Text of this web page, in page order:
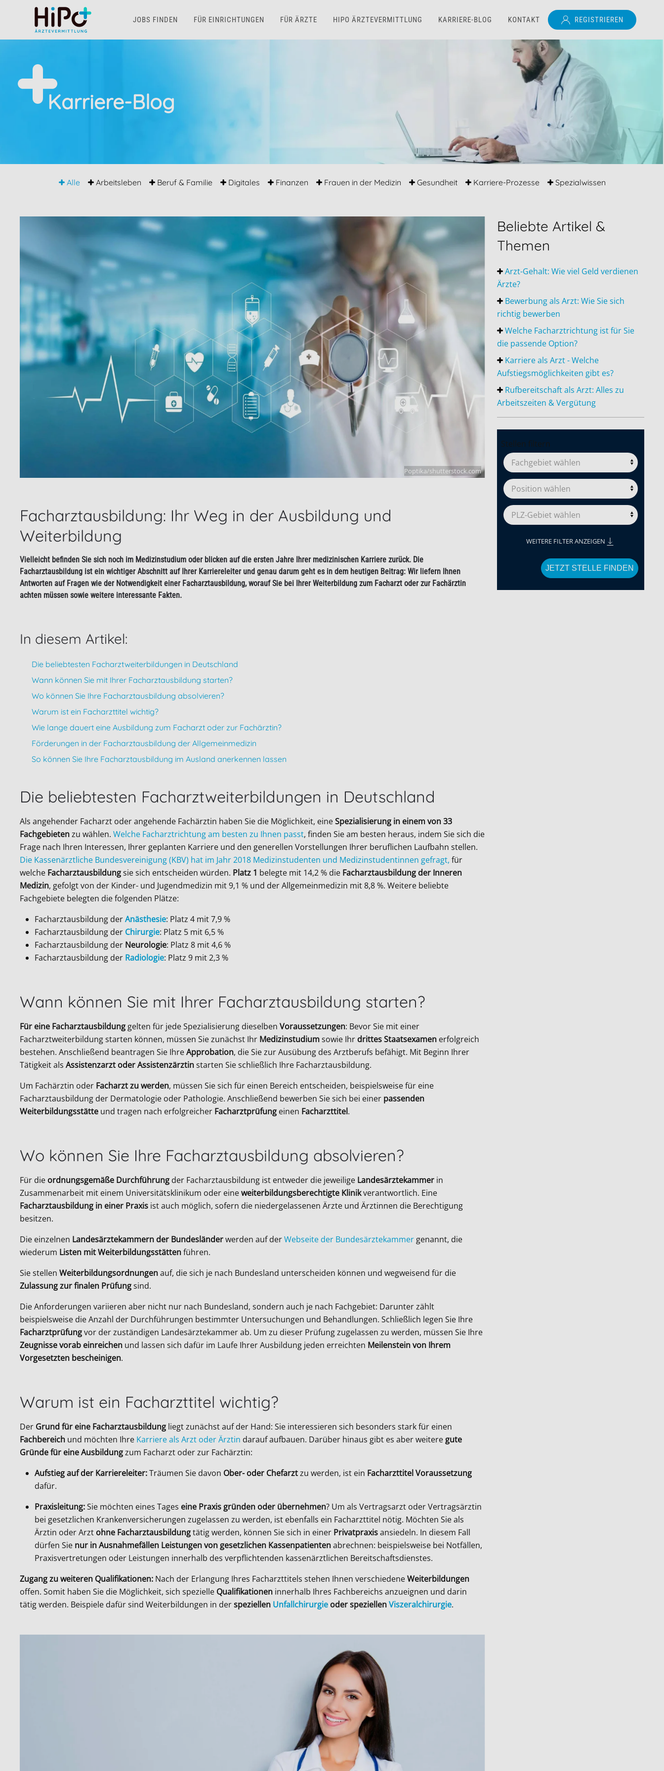
Skip to main content JOBS FINDEN FÜR EINRICHTUNGEN FÜR ÄRZTE HIPO ÄRZTEVERMITTLUNG KARRIERE-BLOG KONTAKT REGISTRIEREN
Karriere-Blog
Alle Arbeitsleben Beruf & Familie Digitales Finanzen Frauen in der Medizin Gesundheit Karriere-Prozesse Spezialwissen
Poptika/shutterstock.com
Facharztausbildung: Ihr Weg in der Ausbildung und
Weiterbildung
Vielleicht befinden Sie sich noch im Medizinstudium oder blicken auf die ersten Jahre Ihrer medizinischen Karriere zurück. Die
Facharztausbildung ist ein wichtiger Abschnitt auf Ihrer Karriereleiterund genau darum geht es in dem heutigen Beitrag: Wir liefern Ihnen
Antworten auf Fragen wie der Notwendigkeit einer Facharztausbildung, worauf Sie bei Ihrer Weiterbildung zum Facharzt oder zur Fachärztin
achten müssen sowie weitere interessante Fakten.
In diesem Artikel:
Die beliebtesten Facharztweiterbildungen in Deutschland
Wann können Sie mit Ihrer Facharztausbildung starten?
Wo können Sie Ihre Facharztausbildung absolvieren?
Warum ist ein Facharzttitel wichtig?
Wie lange dauert eine Ausbildung zum Facharzt oder zur Fachärztin?
Förderungen in der Facharztausbildung der Allgemeinmedizin
So können Sie Ihre Facharztausbildung im Ausland anerkennen lassen
Die beliebtesten Facharztweiterbildungen in Deutschland
Als angehender Facharzt oder angehende Fachärztin haben Sie die Möglichkeit, eineSpezialisierung in einem von 33
Fachgebietenzu wählen. Welche Facharztrichtung am besten zu Ihnen passt, finden Sie am besten heraus, indem Sie sich die
Frage nach Ihren Interessen, Ihrer geplanten Karriere und den generellen Vorstellungen Ihrer beruflichen Laufbahn stellen.
Die Kassenärztliche Bundesvereinigung (KBV) hat im Jahr 2018 Medizinstudenten und Medizinstudentinnen gefragt, für
welche Facharztausbildungsie sich entscheiden würden. Platz 1 belegte mit 14,2 % die Facharztausbildung der Inneren
Medizin, gefolgt von der Kinder- und Jugendmedizin mit 9,1 % und der Allgemeinmedizin mit 8,8 %. Weitere beliebte
Fachgebiete belegten die folgenden Plätze:
Facharztausbildung derAnästhesie: Platz 4 mit 7,9 %
Facharztausbildung der Chirurgie: Platz 5 mit 6,5 %
Facharztausbildung der Neurologie: Platz 8 mit 4,6 %
Facharztausbildung der Radiologie: Platz 9 mit 2,3 %
Wann können Sie mit Ihrer Facharztausbildung starten?
Für eine Facharztausbildunggelten für jede Spezialisierung dieselben Voraussetzungen: Bevor Sie mit einer
Facharztweiterbildung starten können, müssen Sie zunächst Ihr Medizinstudiumsowie Ihr drittes Staatsexamen erfolgreich
bestehen. Anschließend beantragen Sie IhreApprobation, die Sie zur Ausübung des Arztberufs befähigt. Mit Beginn Ihrer
Tätigkeit als Assistenzarzt oder Assistenzärztinstarten Sie schließlich Ihre Facharztausbildung.
Um Fachärztin oder Facharzt zu werden, müssen Sie sich für einen Bereich entscheiden, beispielsweise für eine
Facharztausbildung der Dermatologie oder Pathologie. Anschließend bewerben Sie sich bei einer passenden
Weiterbildungsstätte und tragen nach erfolgreicher Facharztprüfung einen Facharzttitel.
Wo können Sie Ihre Facharztausbildung absolvieren?
Für die ordnungsgemäße Durchführung der Facharztausbildung ist entweder die jeweilige Landesärztekammer in
Zusammenarbeit mit einem Universitätsklinikum oder eineweiterbildungsberechtigte Klinikverantwortlich. Eine
Facharztausbildung in einer Praxis ist auch möglich, sofern die niedergelassenen Ärzte und Ärztinnen die Berechtigung
besitzen.
Die einzelnen Landesärztekammern der Bundesländerwerden auf derWebseite der Bundesärztekammergenannt, die
wiederum Listen mit Weiterbildungsstättenführen.
Sie stellen Weiterbildungsordnungenauf, die sich je nach Bundesland unterscheiden können und wegweisend für die
Zulassung zur finalen Prüfungsind.
Die Anforderungen variieren aber nicht nur nach Bundesland, sondern auch je nach Fachgebiet: Darunter zählt
beispielsweise die Anzahl der Durchführungen bestimmter Untersuchungen und Behandlungen. Schließlich legen Sie Ihre
Facharztprüfungvor der zuständigen Landesärztekammer ab. Um zu dieser Prüfung zugelassen zu werden, müssen Sie Ihre
Zeugnisse vorab einreichen und lassen sich dafür im Laufe Ihrer Ausbildung jeden erreichten Meilenstein von Ihrem
Vorgesetzten bescheinigen.
Warum ist ein Facharzttitel wichtig?
Der Grund für eine Facharztausbildung liegt zunächst auf der Hand: Sie interessieren sich besonders stark für einen
Fachbereich und möchten Ihre Karriere als Arzt oder Ärztin darauf aufbauen. Darüber hinaus gibt es aber weiteregute
Gründe für eine Ausbildungzum Facharzt oder zur Fachärztin:
Aufstieg auf der Karriereleiter:Träumen Sie davon Ober- oder Chefarztzu werden, ist ein Facharzttitel Voraussetzung
dafür.
Praxisleitung:Sie möchten eines Tages eine Praxis gründen oder übernehmen? Um als Vertragsarzt oder Vertragsärztin
bei gesetzlichen Krankenversicherungen zugelassen zu werden, ist ebenfalls ein Facharzttitel nötig. Möchten Sie als
Ärztin oder Arzt ohne Facharztausbildungtätig werden, können Sie sich in einer Privatpraxisansiedeln. In diesem Fall
dürfen Sie nur in Ausnahmefällen Leistungen von gesetzlichen Kassenpatientenabrechnen: beispielsweise bei Notfällen,
Praxisvertretungen oder Leistungen innerhalb des verpflichtenden kassenärztlichen Bereitschaftsdienstes.
Zugang zu weiteren Qualifikationen: Nach der Erlangung Ihres Facharzttitels stehen Ihnen verschiedeneWeiterbildungen
offen. Somit haben Sie die Möglichkeit, sich spezielle Qualifikationen innerhalb Ihres Fachbereichs anzueignen und darin
tätig werden. Beispiele dafür sind Weiterbildungen in derspeziellen Unfallchirurgie oder speziellenViszeralchirurgie.
Beliebte Artikel &
Themen
Arzt-Gehalt: Wie viel Geld verdienen
Ärzte?
Bewerbung als Arzt: Wie Sie sich
richtig bewerben
Welche Facharztrichtung ist für Sie
die passende Option?
Karriere als Arzt - Welche
Aufstiegsmöglichkeiten gibt es?
Rufbereitschaft als Arzt: Alles zu
Arbeitszeiten & Vergütung
Stellen filtern
WEITERE FILTER ANZEIGEN
JETZT STELLE FINDEN